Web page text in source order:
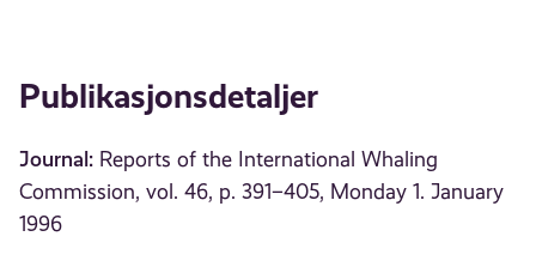
Publikasjonsdetaljer
Journal: Reports of the International Whaling
Commission, vol. 46, p. 391–405, Monday 1. January
1996